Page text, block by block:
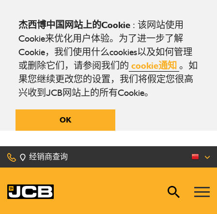
杰西博中国网站上的Cookie : 该网站使用
Cookie来优化用户体验。为了进一步了解
Cookie，我们使用什么cookies以及如何管理
或删除它们，请参阅我们的 cookie通知 。如
果您继续更改您的设置，我们将假定您很高
兴收到JCB网站上的所有Cookie。
OK
经销商查询